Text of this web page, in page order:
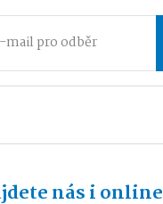
nás i online